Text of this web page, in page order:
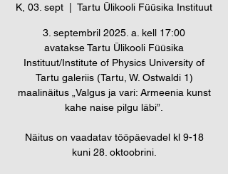
K, 03. sept Tartu Ülikooli Füüsika Instituut
3. septembril 2025. a. kell 17:00
avatakse Tartu Ülikooli Füüsika
Instituut/Institute of Physics University of
Tartu galeriis (Tartu, W. Ostwaldi 1)
maalinäitus „Valgus ja vari: Armeenia kunst
kahe naise pilgu läbi”.
Näitus on vaadatav tööpäevadel kl 9-18
kuni 28. oktoobrini.